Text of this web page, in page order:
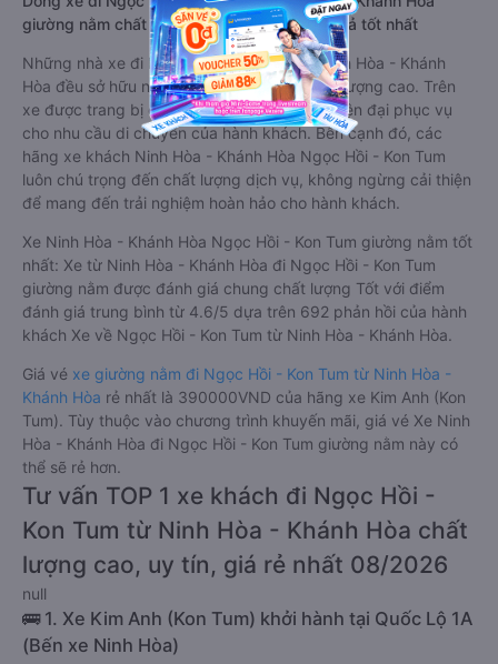
giường nằm chất lượng cao: Thoải mái, giá cả tốt nhất
Những nhà xe đi Ngọc Hồi - Kon Tum từ Ninh Hòa - Khánh
Hòa đều sở hữu những xe giường nằm chất lượng cao. Trên
xe được trang bị đầy đủ các trang thiết bị hiện đại phục vụ
cho nhu cầu di chuyển của hành khách. Bên cạnh đó, các
hãng xe khách Ninh Hòa - Khánh Hòa Ngọc Hồi - Kon Tum
luôn chú trọng đến chất lượng dịch vụ, không ngừng cải thiện
để mang đến trải nghiệm hoàn hảo cho hành khách.
Xe Ninh Hòa - Khánh Hòa Ngọc Hồi - Kon Tum giường nằm tốt
nhất: Xe từ Ninh Hòa - Khánh Hòa đi Ngọc Hồi - Kon Tum
giường nằm được đánh giá chung chất lượng Tốt với điểm
đánh giá trung bình từ 4.6/5 dựa trên 692 phản hồi của hành
khách Xe về Ngọc Hồi - Kon Tum từ Ninh Hòa - Khánh Hòa.
Giá vé xe giường nằm đi Ngọc Hồi - Kon Tum từ Ninh Hòa -
Khánh Hòa rẻ nhất là 390000VND của hãng xe Kim Anh (Kon
Tum). Tùy thuộc vào chương trình khuyến mãi, giá vé Xe Ninh
Hòa - Khánh Hòa đi Ngọc Hồi - Kon Tum giường nằm này có
thể sẽ rẻ hơn.
Tư vấn TOP 1 xe khách đi Ngọc Hồi -
Kon Tum từ Ninh Hòa - Khánh Hòa chất
lượng cao, uy tín, giá rẻ nhất 08/2026
null
🚌 1. Xe Kim Anh (Kon Tum) khởi hành tại Quốc Lộ 1A
(Bến xe Ninh Hòa)